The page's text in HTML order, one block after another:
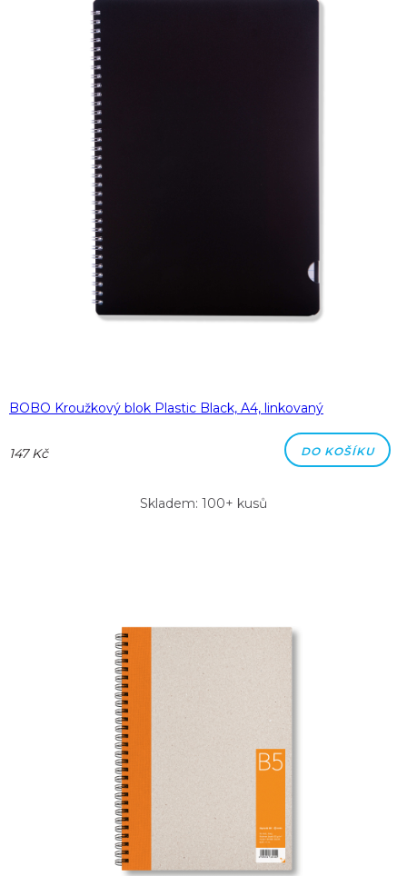
BOBO Kroužkový blok Plastic Black, A4, linkovaný
147 Kč DO KOŠÍKU
Skladem: 100+ kusů